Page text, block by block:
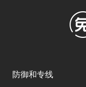
防御和专线